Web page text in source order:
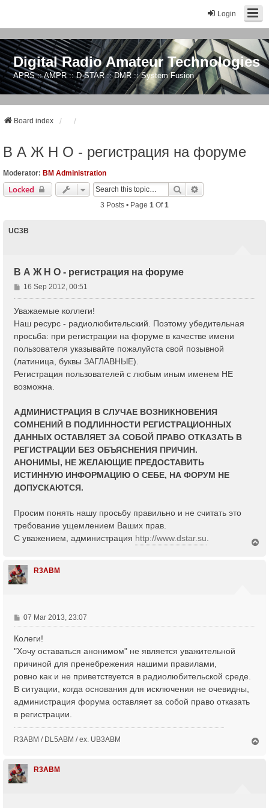
Login
Digital Radio Amateur Technologies
APRS :: AMPR :: D-STAR :: DMR :: System Fusion
Board index
В А Ж Н О - регистрация на форуме
Moderator: BM Administration
Locked Search
3 Posts • Page 1 Of1
UC3B
В А Ж Н О - регистрация на форуме
P
o
16 Sep 2012, 00:51
Уважаемые коллеги!
Наш ресурс - радиолюбительский. Поэтому убедительная
просьба: при регистрации на форуме в качестве имени
пользователя указывайте пожалуйста свой позывной
(латиница, буквы ЗАГЛАВНЫЕ).
Регистрация пользователей с любым иным именем НЕ
возможна.
АДМИНИСТРАЦИЯ В СЛУЧАЕ ВОЗНИКНОВЕНИЯ
СОМНЕНИЙ В ПОДЛИННОСТИ РЕГИСТРАЦИОННЫХ
ДАННЫХ ОСТАВЛЯЕТ ЗА СОБОЙ ПРАВО ОТКАЗАТЬ В
РЕГИСТРАЦИИ БЕЗ ОБЪЯСНЕНИЯ ПРИЧИН.
АНОНИМЫ, НЕ ЖЕЛАЮЩИЕ ПРЕДОСТАВИТЬ
ИСТИННУЮ ИНФОРМАЦИЮ О СЕБЕ, НА ФОРУМ НЕ
ДОПУСКАЮТСЯ.
Просим понять нашу просьбу правильно и не считать это
требование ущемлением Ваших прав.
С уважением, администрация http://www.dstar.su
R3ABM
P
o
s
t
07 Mar 2013, 23:07
Колеги!
"Хочу оставаться анонимом" не является уважительной
причиной для пренебрежения нашими правилами,
ровно как и не приветствуется в радиолюбительской среде.
В ситуации, когда основания для исключения не очевидны,
администрация форума оставляет за собой право отказать
в регистрации.
R3ABM / DL5ABM / ex. UB3ABM
R3ABM